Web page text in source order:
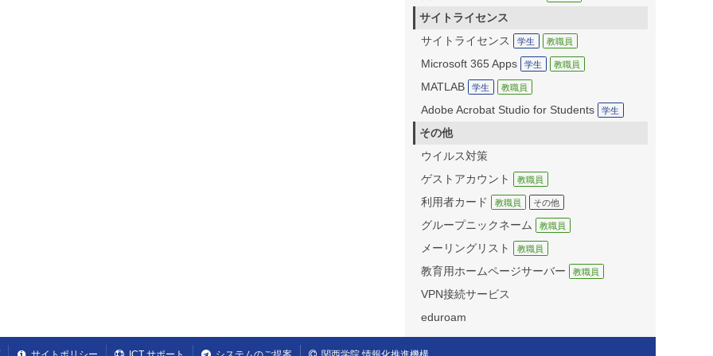
サイトライセンス
サイトライセンス
学生 教職員
Microsoft 365 Apps 学生 教職員
MATLAB 学生 教職員
Adobe Acrobat Studio for Students 学生
その他
ウイルス対策
ゲストアカウント
教職員
利用者カード 教職員 その他
グループニックネーム 教職員
メーリングリスト 教職員
教育用ホームページサーバー 教職員
VPN接続サービス
eduroam